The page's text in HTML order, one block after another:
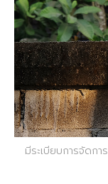
มีระเบียบการจัดการ